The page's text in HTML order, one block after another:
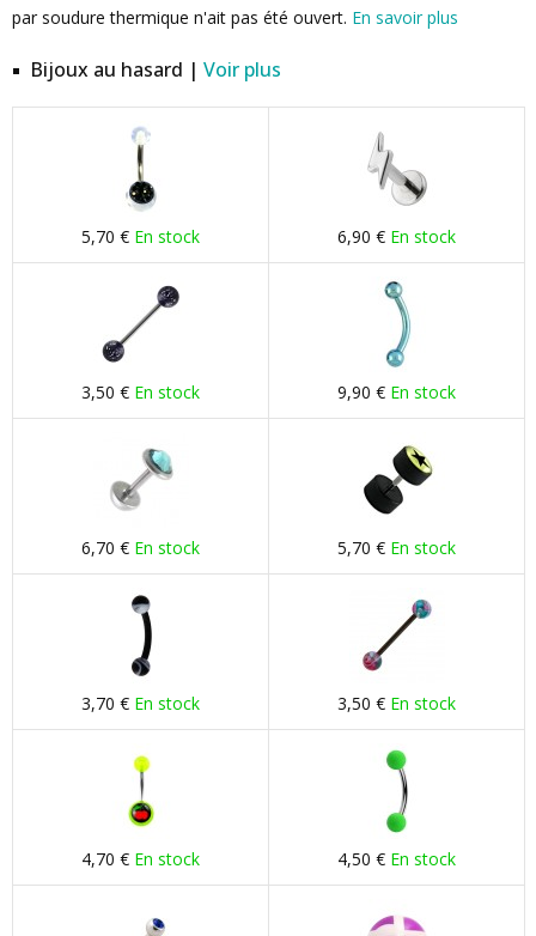
par soudure thermique n'ait pas été ouvert. En savoir plus
Bijoux au hasard | Voir plus
5,70 € En stock 6,90 € En stock
3,50 € En stock 9,90 € En stock
6,70 € En stock 5,70 € En stock
3,70 € En stock 3,50 € En stock
4,70 € En stock 4,50 € En stock